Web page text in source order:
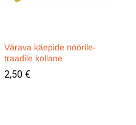
Värava käepide nöörile-
traadile kollane
2,50 €
2,50 €